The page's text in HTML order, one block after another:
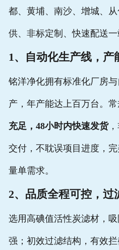
都、黄埔、南沙、增城、
供、非标定制、快速配送一
1、自动化生产线，产
铭洋净化拥有标准化厂房
产，年产能达上百万台。
充足，48小时内快速发货
交付，不耽误项目进度，
量单需求。
2、品质全程可控，过
选用高碘值活性炭滤材，
强；初效过滤结构，有效